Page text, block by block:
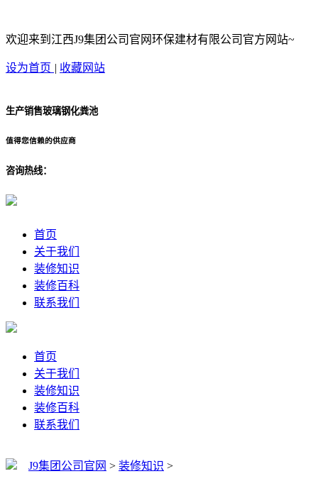
欢迎来到江西J9集团公司官网环保建材有限公司官方网站~
设为首页 | 收藏网站
生产销售玻璃钢化粪池
值得您信赖的供应商
咨询热线：
首页
关于我们
装修知识
装修百科
联系我们
首页
关于我们
装修知识
装修百科
联系我们
J9集团公司官网 > 装修知识 >